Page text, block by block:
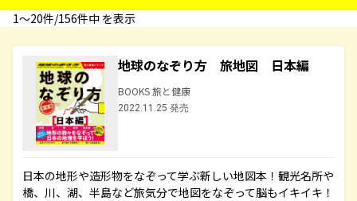
1〜20件/156件中 を表示
地球のなぞり方 旅地図 日本編
BOOKS 旅と健康
2022.11.25 発売
日本の地形や造形物をなぞって学ぶ新しい地図本！観光名所や
橋、川、湖、半島など旅気分で地図をなぞって脳もイキイキ！